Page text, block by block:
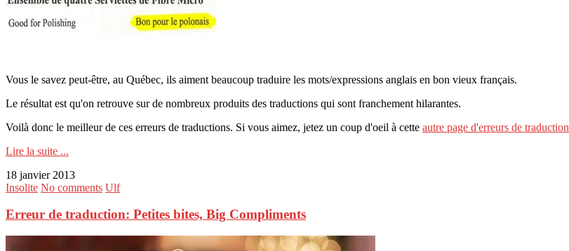
Vous le savez peut-être, au Québec, ils aiment beaucoup traduire les mots/expressions anglais en bon vieux français.
Le résultat est qu'on retrouve sur de nombreux produits des traductions qui sont franchement hilarantes.
Voilà donc le meilleur de ces erreurs de traductions. Si vous aimez, jetez un coup d'oeil à cette autre page d'erreurs de traduction
Lire la suite ...
18 janvier 2013
Insolite No comments Ulf
Erreur de traduction: Petites bites, Big Compliments